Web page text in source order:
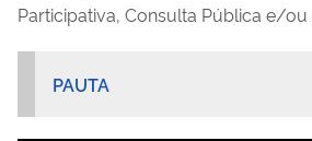
Participativa, Consulta Pública e/ou
PAUTA